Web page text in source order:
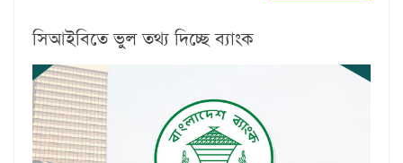
সিআইবিতে ভুল তথ্য দিচ্ছে ব্যাংক